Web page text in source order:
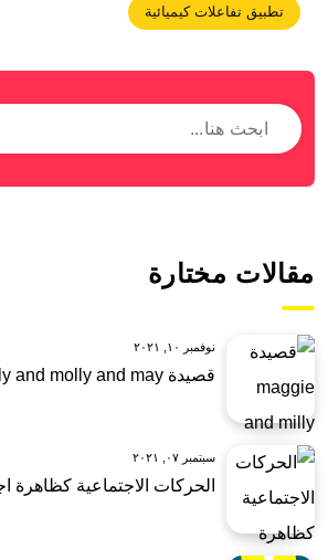
تطبيق تفاعلات كيميائية
مقالات مختارة
نوفمبر ١٠, ٢٠٢١
قصيدة maggie and milly and molly and may
سبتمبر ٠٧, ٢٠٢١
الحركات الاجتماعية كظاهرة